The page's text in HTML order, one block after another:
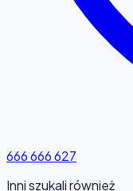
666 666 627
Inni szukali również